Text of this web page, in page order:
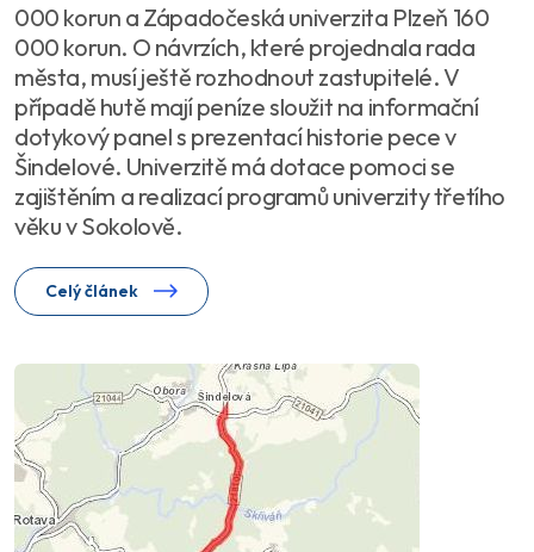
000 korun a Západočeská univerzita Plzeň 160
000 korun. O návrzích, které projednala rada
města, musí ještě rozhodnout zastupitelé. V
případě hutě mají peníze sloužit na informační
dotykový panel s prezentací historie pece v
Šindelové. Univerzitě má dotace pomoci se
zajištěním a realizací programů univerzity třetího
věku v Sokolově.
Celý článek